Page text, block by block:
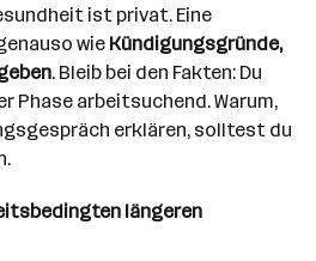
ist privat. Eine
wie Kündigungsgründe,
. Bleib bei den Fakten: Du
Phase arbeitsuchend. Warum,
erklären, solltest du
längeren